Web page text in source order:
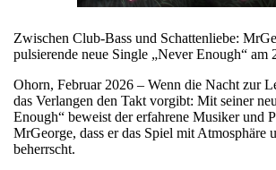
Zwischen Club-Bass und Schattenliebe:
pulsierende neue Single „Never Enough“ am
Ohorn, Februar 2026 – Wenn die Nacht zur
das Verlangen den Takt vorgibt: Mit seiner
Enough“ beweist der erfahrene Musiker und
MrGeorge, dass er das Spiel mit Atmosphäre
beherrscht.